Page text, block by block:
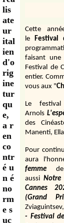
lis
ate
ur
ital
ien
d'o
rig
ine
tur
qu
e,
a r
en
co
ntr
é u
n é
no
rm
e s
uc
Cette
le Festival
faisant
Festival de
entier.
vous aux "
Le
Arnols
des
Manenti,
Pour
aura
femme
de
aussi Notre
Cannes
(Grand
- Festival